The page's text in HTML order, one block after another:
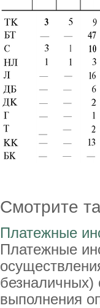
Смотрите
Платежные
Платежные
выполнения